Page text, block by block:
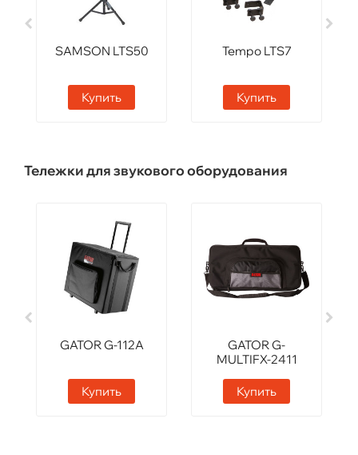
SAMSON LTS50
Купить
Tempo LTS7
Купить
Тележки для звукового оборудования
GATOR G-112A
Купить
GATOR G-
MULTIFX-2411
Купить